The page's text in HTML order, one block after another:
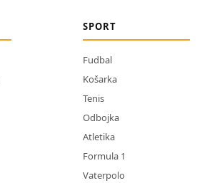
SPORT
Fudbal
Košarka
Tenis
Odbojka
Atletika
Formula 1
Vaterpolo